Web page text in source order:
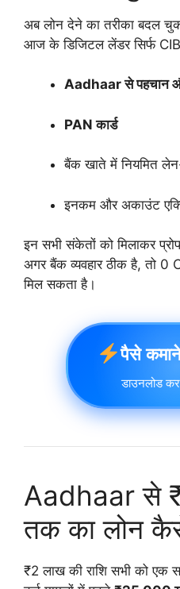
अब लोन देने का तरीका बदल
आज के डिजिटल लेंडर सिर्फ
Aadhaar से पहचान
PAN कार्ड
बैंक खाते में नियमित
इनकम और अकाउंट
इन सभी संकेतों को मिलाकर
अगर बैंक व्यवहार ठीक है, तो 0
मिल सकता है।
पैसे
डाउनलोड
Aadhaar से
तक का लोन
₹2 लाख की राशि सभी को एक